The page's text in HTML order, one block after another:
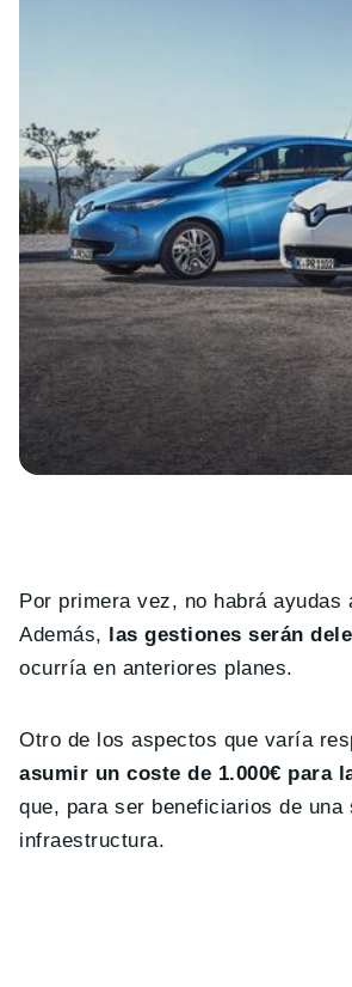
Por primera vez, no habrá
Además, las gestiones serán
ocurría en anteriores planes.
Otro de los aspectos que varía
asumir un coste de 1.000€ para
que, para ser beneficiarios de
infraestructura.